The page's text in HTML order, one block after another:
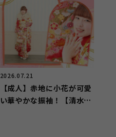
2026.07.21
【成人】赤地に小花が可愛
い華やかな振袖！【清水区